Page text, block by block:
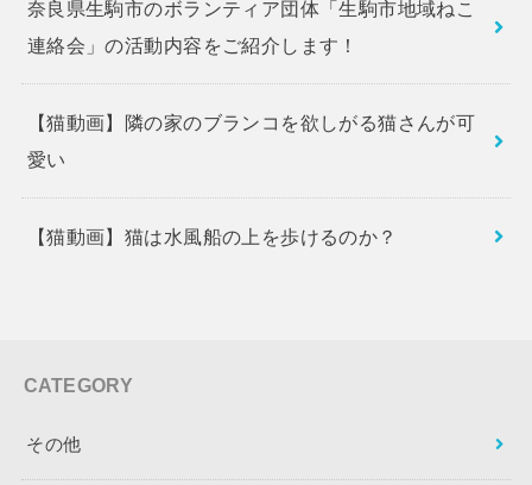
奈良県生駒市のボランティア団体「生駒市地域ねこ
連絡会」の活動内容をご紹介します！
【猫動画】隣の家のブランコを欲しがる猫さんが可
愛い
【猫動画】猫は水風船の上を歩けるのか？
CATEGORY
その他